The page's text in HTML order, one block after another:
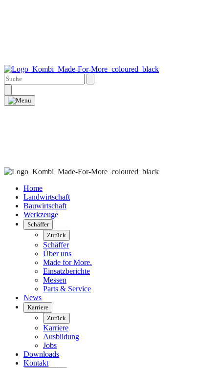
Home
Landwirtschaft
Bauwirtschaft
Werkzeuge
Schäffer
Zurück
Schäffer
Über uns
Made for More.
Einsatzberichte
Messen
Parts & Service
News
Karriere
Zurück
Karriere
Ausbildung
Jobs
Downloads
Kontakt